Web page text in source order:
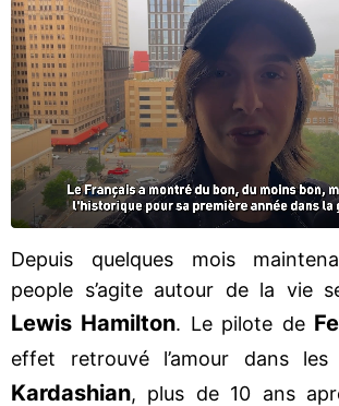
Depuis quelques mois
people s’agite autour de la vie
Lewis Hamilton. Le pilote de
effet retrouvé l’amour dans
Kardashian, plus de 10 ans